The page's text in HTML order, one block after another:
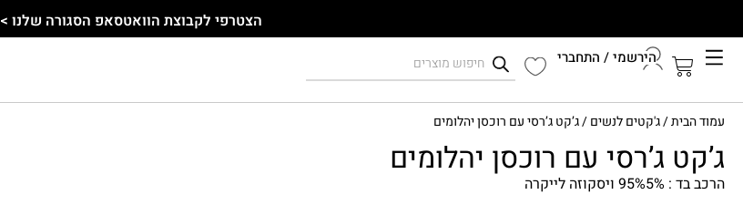
הצטרפי לקבוצת הוואטסאפ הסגורה שלנו >
הירשמי / התחברי
עמוד הבית/ג'קטים לנשים/ ג’קט ג’רסי עם רוכסן יהלומים
ג’קט ג’רסי עם רוכסן יהלומים
הרכב בד : 95%5% ויסקוזה לייקרה